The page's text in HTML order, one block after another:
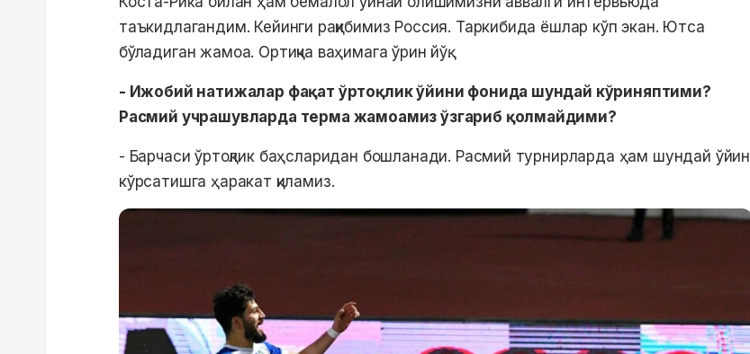
таъкидлагандим. Кейинги рақибимиз Россия. Таркибида ёшлар кўп экан. Ютса
бўладиган жамоа. Ортиқча ваҳимага ўрин йўқ.
- Ижобий натижалар фақат ўртоқлик ўйини фонида шундай кўриняптими?
Расмий учрашувларда терма жамоамиз ўзгариб қолмайдими?
- Барчаси ўртоқлик баҳсларидан бошланади. Расмий турнирларда ҳам шундай ўйин
кўрсатишга ҳаракат қиламиз.